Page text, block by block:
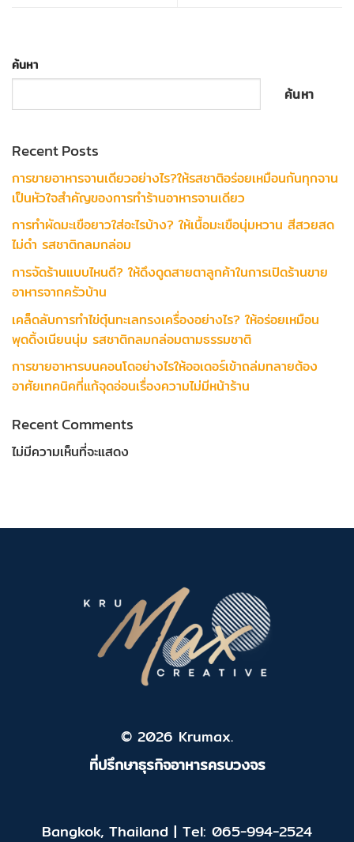
ค้นหา
ค้นหา
Recent Posts
การขายอาหารจานเดียวอย่างไร?ให้รสชาติอร่อยเหมือนกันทุกจาน
เป็นหัวใจสำคัญของการทำร้านอาหารจานเดียว
การทำผัดมะเขือยาวใส่อะไรบ้าง? ให้เนื้อมะเขือนุ่มหวาน สีสวยสด
ไม่ดำ รสชาติกลมกล่อม
การจัดร้านแบบไหนดี? ให้ดึงดูดสายตาลูกค้าในการเปิดร้านขาย
อาหารจากครัวบ้าน
เคล็ดลับการทำไข่ตุ๋นทะเลทรงเครื่องอย่างไร? ให้อร่อยเหมือน
พุดดิ้งเนียนนุ่ม รสชาติกลมกล่อมตามธรรมชาติ
การขายอาหารบนคอนโดอย่างไรให้ออเดอร์เข้าถล่มทลายต้อง
อาศัยเทคนิคที่แก้จุดอ่อนเรื่องความไม่มีหน้าร้าน
Recent Comments
ไม่มีความเห็นที่จะแสดง
© 2026 Krumax.
ที่ปรึกษาธุรกิจอาหารครบวงจร
Bangkok, Thailand | Tel: 065-994-2524